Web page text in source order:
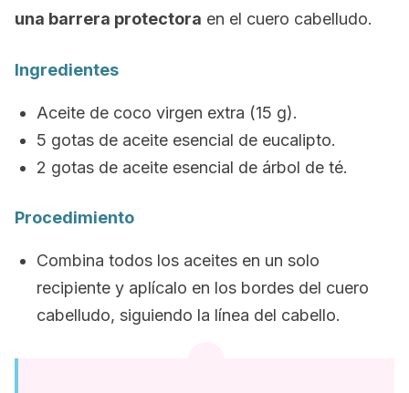
una barrera protectora en el cuero cabelludo.
Ingredientes
Aceite de coco virgen extra (15 g).
5 gotas de aceite esencial de eucalipto.
2 gotas de aceite esencial de árbol de té.
Procedimiento
Combina todos los aceites en un solo
recipiente y aplícalo en los bordes del cuero
cabelludo, siguiendo la línea del cabello.